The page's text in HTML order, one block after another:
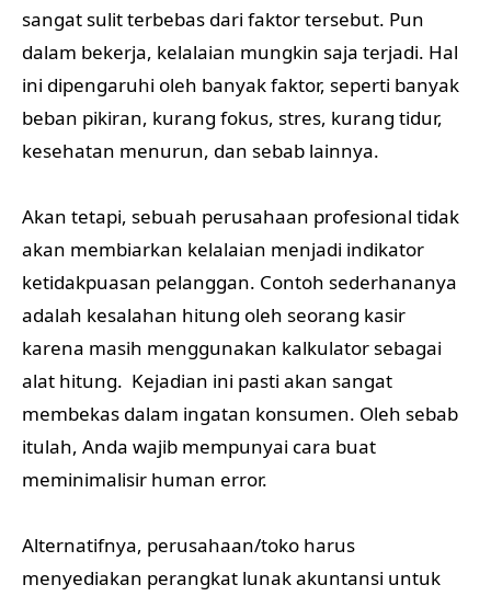
sangat sulit terbebas dari faktor tersebut. Pun
dalam bekerja, kelalaian mungkin saja terjadi. Hal
ini dipengaruhi oleh banyak faktor, seperti banyak
beban pikiran, kurang fokus, stres, kurang tidur,
kesehatan menurun, dan sebab lainnya.
Akan tetapi, sebuah perusahaan profesional tidak
akan membiarkan kelalaian menjadi indikator
ketidakpuasan pelanggan. Contoh sederhananya
adalah kesalahan hitung oleh seorang kasir
karena masih menggunakan kalkulator sebagai
alat hitung. Kejadian ini pasti akan sangat
membekas dalam ingatan konsumen. Oleh sebab
itulah, Anda wajib mempunyai cara buat
meminimalisir human error.
Alternatifnya, perusahaan/toko harus
menyediakan perangkat lunak akuntansi untuk